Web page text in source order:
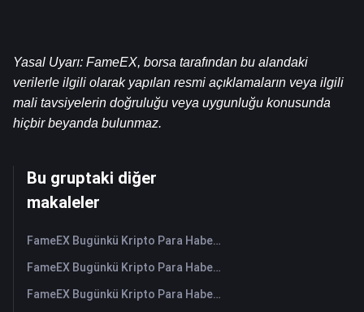
Yasal Uyarı: FameEX, borsa tarafından bu alandaki
verilerle ilgili olarak yapılan resmi açıklamaların veya ilgili
mali tavsiyelerin doğruluğu veya uygunluğu konusunda
hiçbir beyanda bulunmaz.
Bu gruptaki diğer
makaleler
FameEX Bugünkü Kripto Para Haberleri Özeti | 7 Ağustos 2026
FameEX Bugünkü Kripto Para Haberleri Özeti | 6 Ağustos 2026
FameEX Bugünkü Kripto Para Haberleri Özeti | 5 Ağustos 2026